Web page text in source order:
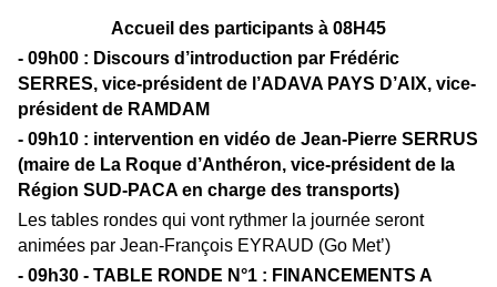
Accueil des participants à 08H45
- 09h00 : Discours d’introduction par Frédéric
SERRES, vice-président de l’ADAVA PAYS D’AIX, vice-
président de RAMDAM
- 09h10 : intervention en vidéo de Jean-Pierre SERRUS
(maire de La Roque d’Anthéron, vice-président de la
Région SUD-PACA en charge des transports)
Les tables rondes qui vont rythmer la journée seront
animées par Jean-François EYRAUD (Go Met’)
- 09h30 - TABLE RONDE N°1 : FINANCEMENTS A